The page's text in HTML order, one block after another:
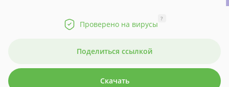
Проверено на вирусы
?
Поделиться ссылкой
Скачать